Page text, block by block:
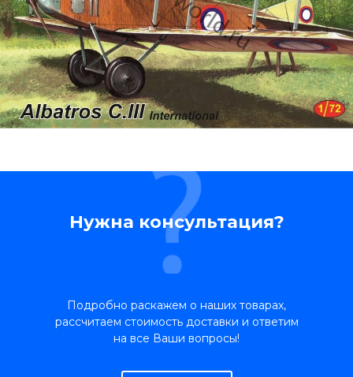
Нужна консультация?
Подробно раскажем о наших товарах,
рассчитаем стоимость доставки и ответим
на все Ваши вопросы!